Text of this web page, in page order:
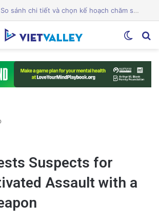
Các quản trị viên Alum Rock phản đối cơ sở ICE tại Nam Hạt: Cuộc chiến vì cộng đồng!
Suspects for
Assault with a